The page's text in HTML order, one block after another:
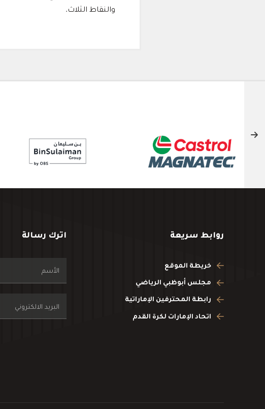
والنقاط الثلاث.
روابط سريعة
خريطة الموقع
مجلس أبوظبي الرياضي
رابطة المحترفين الإماراتية
اتحاد الإمارات لكرة القدم
اترك رسالة